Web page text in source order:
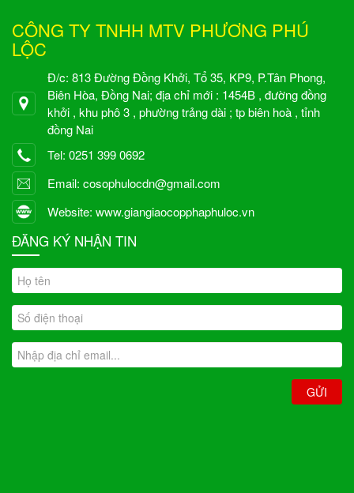
CÔNG TY TNHH MTV PHƯƠNG PHÚ
LỘC
Đ/c: 813 Đường Đồng Khởi, Tổ 35, KP9, P.Tân Phong,
Biên Hòa, Đồng Nai; địa chỉ mới : 1454B , đường đồng
khởi , khu phô 3 , phường trảng dài ; tp biên hoà , tỉnh
đồng Nai
Tel: 0251 399 0692
Email: cosophulocdn@gmail.com
Website: www.giangiaocopphaphuloc.vn
ĐĂNG KÝ NHẬN TIN
GỬI